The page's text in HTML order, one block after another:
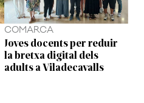
COMARCA
Joves docents per reduir
la bretxa digital dels
adults a Viladecavalls